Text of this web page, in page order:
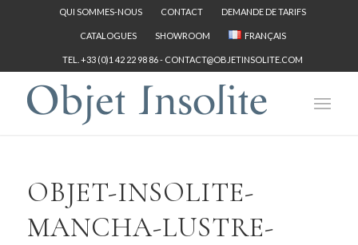
QUI SOMMES-NOUS CONTACT DEMANDE DE TARIFS
CATALOGUES SHOWROOM FRANÇAIS
TEL. +33 (0)1 42 22 98 86 - CONTACT@OBJETINSOLITE.COM
OBJET-INSOLITE-
MANCHA-LUSTRE-